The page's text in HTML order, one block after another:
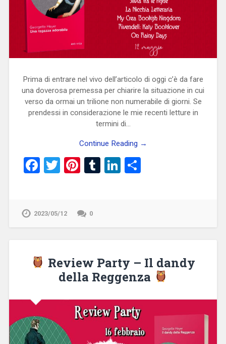
Prima di entrare nel vivo dell’articolo di oggi c’è da fare
una doverosa premessa per chiarire la situazione in cui
verso da ormai un trilione non numerabile di giorni. Se
prendessi in considerazione le mie recenti letture in
termini di…
Continue Reading →
Facebook
Twitter
Pinterest
TumblrLinkedIn
Condividi
2023/05/12 0
Review Party – Il dandy
della Reggenza